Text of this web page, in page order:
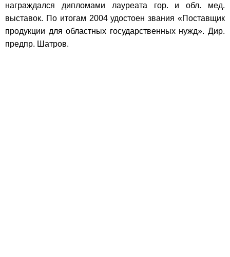
награждался дипломами лауреата гор. и обл. мед.
выставок. По итогам 2004 удостоен звания «Поставщик
продукции для областных государственных нужд». Дир.
предпр. Шатров.